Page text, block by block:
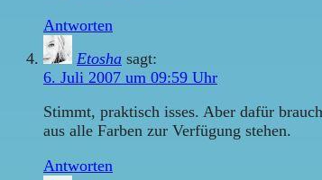
Antworten
Etosha sagt:
6. Juli 2007 um 09:59 Uhr
Stimmt, praktisch isses. Aber dafür
aus alle Farben zur Verfügung stehen.
Antworten